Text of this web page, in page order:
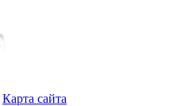
Карта сайта